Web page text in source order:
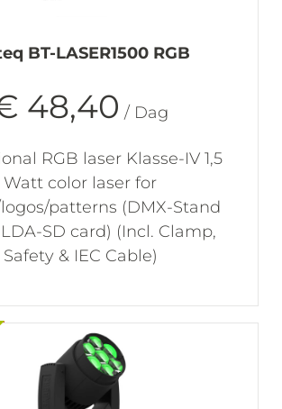
BT-LASER1500 RGB
48,40 / Dag
RGB laser Klasse-IV 1,5
Watt color laser for
patterns (DMX-Stand
SD card) (Incl. Clamp,
Safety & IEC Cable)